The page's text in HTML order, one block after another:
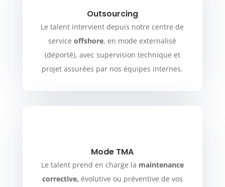
Outsourcing
Le talent intervient depuis notre centre de
serviceoffshore, en mode externalisé
(déporté), avec supervision technique et
projet assurées par nos équipes internes.
Mode TMA
Le talent prend en charge la maintenance
corrective, évolutive ou préventive de vos